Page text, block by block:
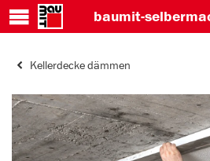
baumit-
Kellerdecke dämmen